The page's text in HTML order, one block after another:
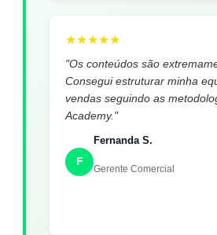
★★★★★
"Os conteúdos são
Consegui estruturar minha
vendas seguindo as
Academy."
F
Fernanda S.
Gerente Comercial